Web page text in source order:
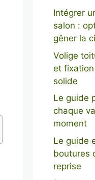
Intégrer
salon :
gêner la
Volige
et
solide
Le guide
chaque
moment
Le guide
boutures
reprise